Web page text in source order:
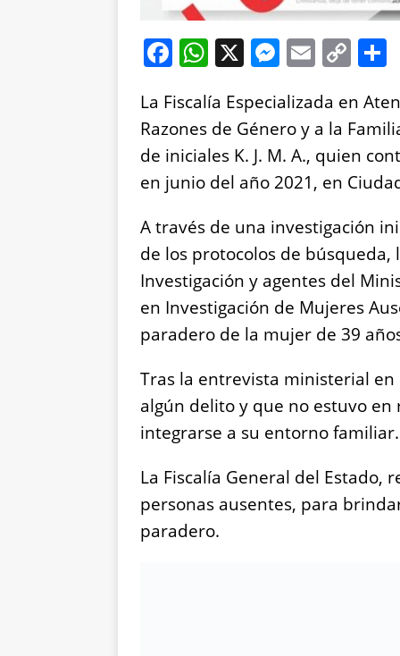
F
c
e
b
o
o
k
W
at
s
A
p
p
X M
ss
e
n
g
er
E
ai
l
C
p
y
Li
n
k
La Fiscalía Especializada en
Razones de Género y a la
de iniciales K. J. M. A., quien
en junio del año 2021, en
A través de una investigación
de los protocolos de búsqueda,
Investigación y agentes del
en Investigación de Mujeres
paradero de la mujer de 39
Tras la entrevista ministerial
algún delito y que no estuvo en
integrarse a su entorno familiar.
La Fiscalía General del Estado,
personas ausentes, para
paradero.